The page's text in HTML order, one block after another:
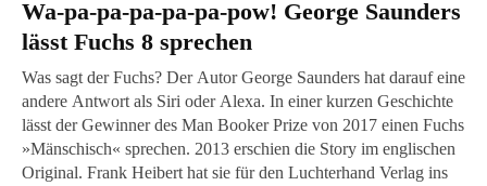
Wa-pa-pa-pa-pa-pa-pow! George Saunders
lässt Fuchs 8 sprechen
Was sagt der Fuchs? Der Autor George Saunders hat darauf eine
andere Antwort als Siri oder Alexa. In einer kurzen Geschichte
lässt der Gewinner des Man Booker Prize von 2017 einen Fuchs
»Mänschisch« sprechen. 2013 erschien die Story im englischen
Original. Frank Heibert hat sie für den Luchterhand Verlag ins